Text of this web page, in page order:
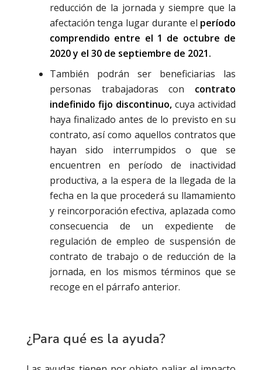
reducción de la jornada y siempre que la
afectación tenga lugar durante el período
comprendido entre el 1 de octubre de
2020 y el 30 de septiembre de 2021.
También podrán ser beneficiarias las
personas trabajadoras con contrato
indefinido fijo discontinuo, cuya actividad
haya finalizado antes de lo previsto en su
contrato, así como aquellos contratos que
hayan sido interrumpidos o que se
encuentren en período de inactividad
productiva, a la espera de la llegada de la
fecha en la que procederá su llamamiento
y reincorporación efectiva, aplazada como
consecuencia de un expediente de
regulación de empleo de suspensión de
contrato de trabajo o de reducción de la
jornada, en los mismos términos que se
recoge en el párrafo anterior.
¿Para qué es la ayuda?